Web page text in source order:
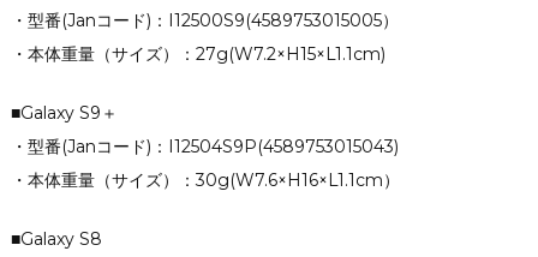
・型番(Janコード)：I12500S9(4589753015005）
・本体重量（サイズ）：27g(W7.2×H15×L1.1cm)
■Galaxy S9＋
・型番(Janコード)：I12504S9P(4589753015043)
・本体重量（サイズ）：30g(W7.6×H16×L1.1cm）
■Galaxy S8